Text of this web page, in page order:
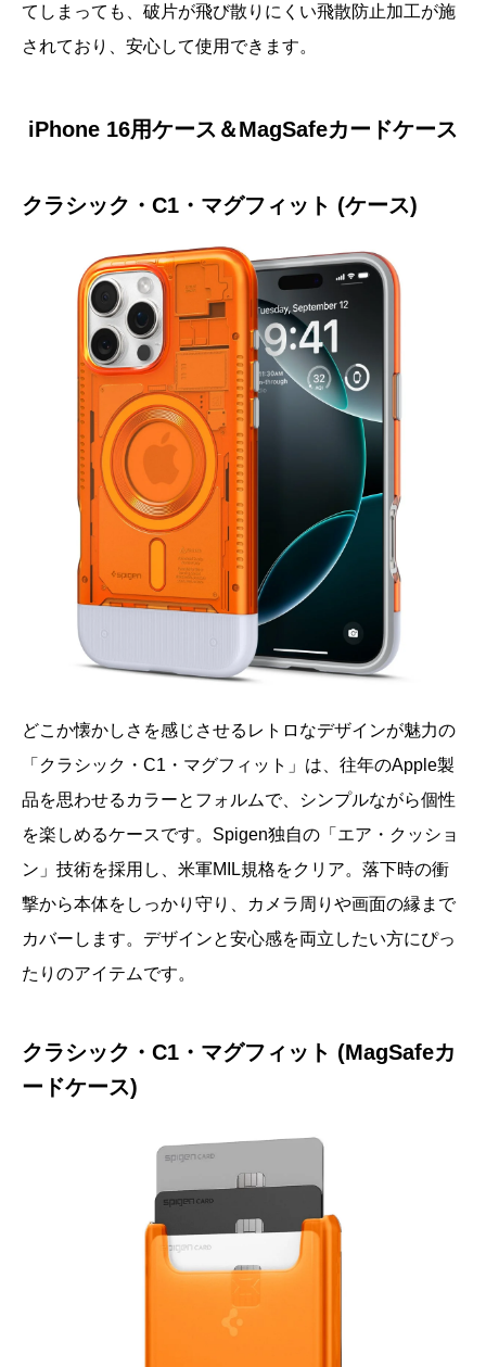
てしまっても、破片が飛び散りにくい飛散防止加工が施
されており、安心して使用できます。
iPhone 16用ケース＆MagSafeカードケース
クラシック・C1・マグフィット (ケース)
どこか懐かしさを感じさせるレトロなデザインが魅力の
「クラシック・C1・マグフィット」は、往年のApple製
品を思わせるカラーとフォルムで、シンプルながら個性
を楽しめるケースです。Spigen独自の「エア・クッショ
ン」技術を採用し、米軍MIL規格をクリア。落下時の衝
撃から本体をしっかり守り、カメラ周りや画面の縁まで
カバーします。デザインと安心感を両立したい方にぴっ
たりのアイテムです。
クラシック・C1・マグフィット (MagSafeカ
ードケース)